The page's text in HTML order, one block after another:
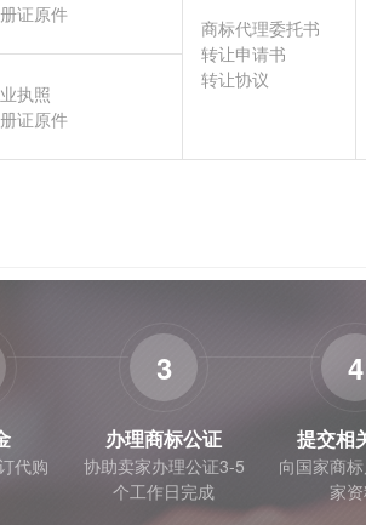
证原件
商标代理委托书
转让申请书
转让协议
执照
证原件
代购
3
办理商标公证
协助卖家办理公证3-5
个工作日完成
4
提交相
向国家商
家